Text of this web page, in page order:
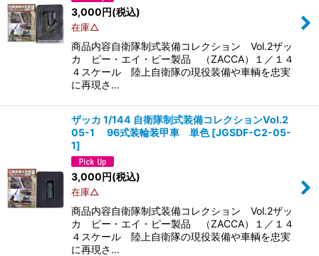
3,000円(税込)
在庫△
商品内容自衛隊制式装備コレクション Vol.2ザッ
カ ピー・エイ・ピー製品 （ZACCA）１／１４
４スケール 陸上自衛隊の現役装備や車輌を忠実
に再現さ…
ザッカ 1/144 自衛隊制式装備コレクションVol.2
05-1 96式装輪装甲車 単色 [JGSDF-C2-05-
1]
3,000円(税込)
在庫△
商品内容自衛隊制式装備コレクション Vol.2ザッ
カ ピー・エイ・ピー製品 （ZACCA）１／１４
４スケール 陸上自衛隊の現役装備や車輌を忠実
に再現さ…